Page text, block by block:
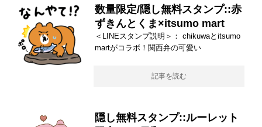
数量限定/隠し無料スタンプ::赤
ずきんとくま×itsumo mart
＜LINEスタンプ説明＞： chikuwaとitsumo
martがコラボ！関西弁の可愛い
記事を読む
隠し無料スタンプ::ルーレット